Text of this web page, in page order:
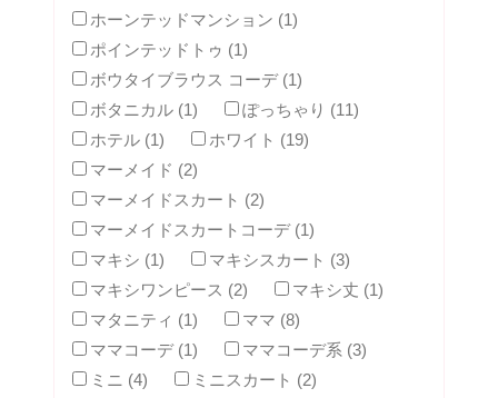
ホーンテッドマンション (1)
ポインテッドトゥ (1)
ボウタイブラウス コーデ (1)
ボタニカル (1)
ぽっちゃり (11)
ホテル (1)
ホワイト (19)
マーメイド (2)
マーメイドスカート (2)
マーメイドスカートコーデ (1)
マキシ (1)
マキシスカート (3)
マキシワンピース (2)
マキシ丈 (1)
マタニティ (1)
ママ (8)
ママコーデ (1)
ママコーデ系 (3)
ミニ (4)
ミニスカート (2)